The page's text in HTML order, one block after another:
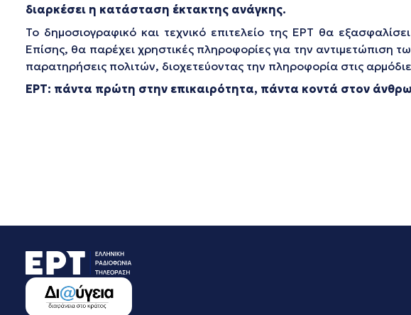
διαρκέσει η κατάσταση έκτακτης ανάγκης.
Το δημοσιογραφικό και τεχνικό επιτελείο της ΕΡΤ θα
Επίσης, θα παρέχει χρηστικές πληροφορίες για την
παρατηρήσεις πολιτών, διοχετεύοντας την πληροφορία στις
ΕΡΤ: πάντα πρώτη στην επικαιρότητα, πάντα κοντά στον